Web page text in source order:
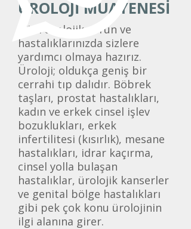
ÜROLOJİ MUAYENESİ
Tüm ürolojik sorun ve
hastalıklarınızda sizlere
yardımcı olmaya hazırız.
Üroloji; oldukça geniş bir
cerrahi tıp dalıdır. Böbrek
taşları, prostat hastalıkları,
kadın ve erkek cinsel işlev
bozuklukları, erkek
infertilitesi (kısırlık), mesane
hastalıkları, idrar kaçırma,
cinsel yolla bulaşan
hastalıklar, ürolojik kanserler
ve genital bölge hastalıkları
gibi pek çok konu ürolojinin
ilgi alanına girer.